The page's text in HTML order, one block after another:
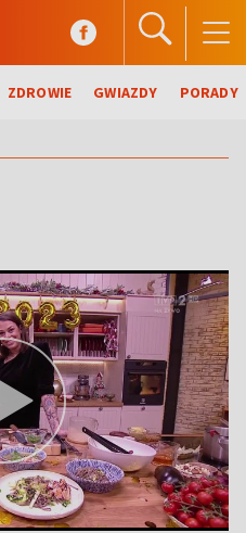
ZDROWIE GWIAZDY PORADY